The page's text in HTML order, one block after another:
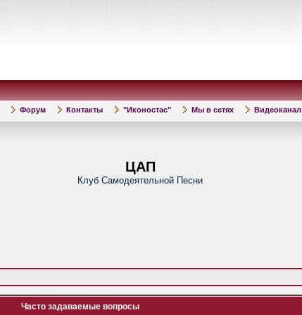
Форум Контакты "Иконостас" Мы в сетях Видеоканал
ЦАП
Клуб Самодеятельной Песни
Часто задаваемые вопросы